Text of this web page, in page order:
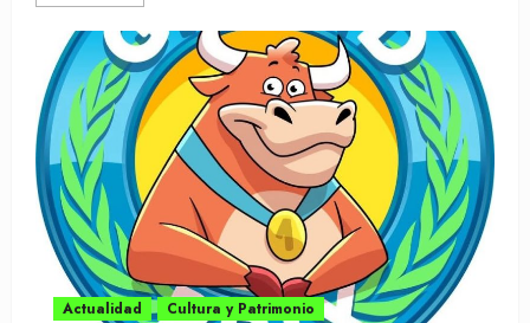
Actualidad Cultura y Patrimonio